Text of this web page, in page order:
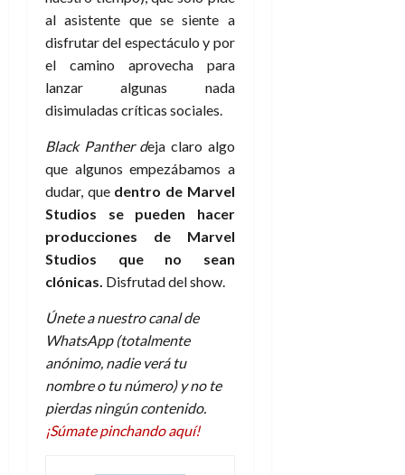
al asistente que se siente a
disfrutar del espectáculo y por
el camino aprovecha para
lanzar algunas nada
disimuladas críticas sociales.
Black Panther deja claro algo
que algunos empezábamos a
dudar, que dentro de Marvel
Studios se pueden hacer
producciones de Marvel
Studios que no sean
clónicas. Disfrutad del show.
Únete a nuestro canal de
WhatsApp (totalmente
anónimo, nadie verá tu
nombre o tu número) y no te
pierdas ningún contenido.
¡Súmate pinchando aquí!